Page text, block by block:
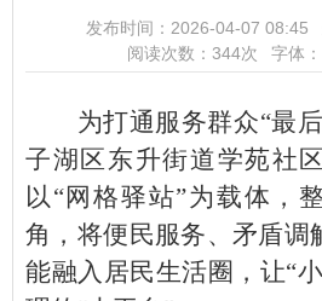
发布时间： 2026-04-07 08:45
阅读次数： 344次 字体
为打通服务群众“最
子湖区东升街道学苑社
以“网格驿站”为载体，
角，将便民服务、矛盾调
能融入居民生活圈，让“